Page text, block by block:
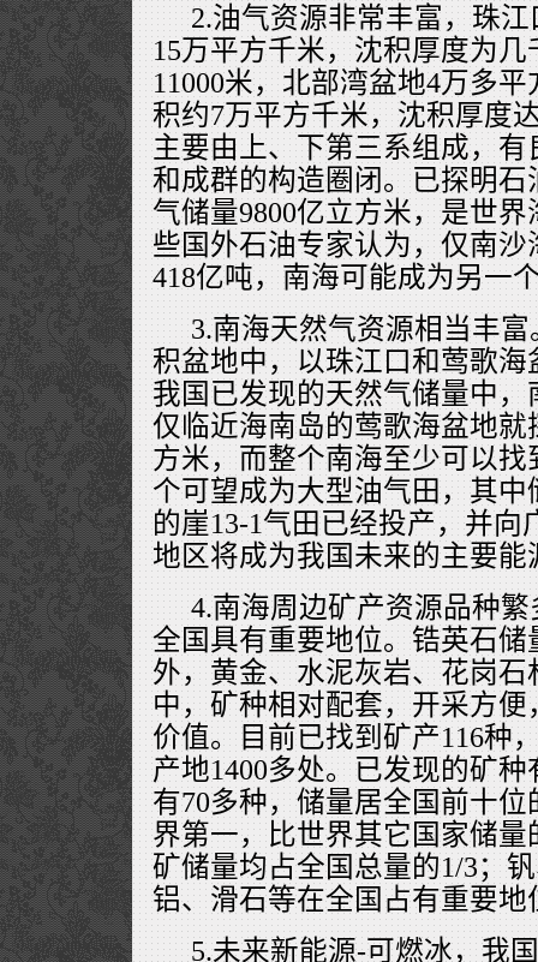
2.油气资源非常丰富，珠
15万平方千米，沈积厚度为
11000米，北部湾盆地4万多
积约7万平方千米，沈积厚度
主要由上、下第三系组成，
和成群的构造圈闭。已探明石
气储量9800亿立方米，是世
些国外石油专家认为，仅南
418亿吨，南海可能成为另一
3.南海天然气资源相当丰
积盆地中，以珠江口和莺歌
我国已发现的天然气储量中，
仅临近海南岛的莺歌海盆地就
方米，而整个南海至少可以找
个可望成为大型油气田，其中
的崖13-1气田已经投产，并向
地区将成为我国未来的主要能
4.南海周边矿产资源品种
全国具有重要地位。锆英石储
外，黄金、水泥灰岩、花岗
中，矿种相对配套，开采方
价值。目前已找到矿产116种
产地1400多处。已发现的矿
有70多种，储量居全国前十
界第一，比世界其它国家储
矿储量均占全国总量的1/3；
铝、滑石等在全国占有重要地
5.未来新能源-可燃冰，我